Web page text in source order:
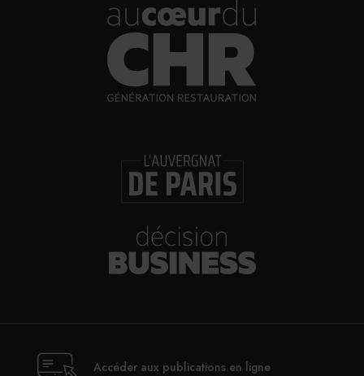
Accéder aux publications en ligne